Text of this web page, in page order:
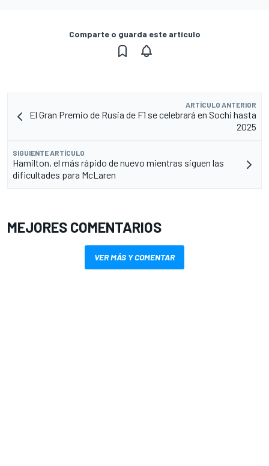
Comparte o guarda este artículo
ARTÍCULO ANTERIOR
El Gran Premio de Rusia de F1 se celebrará en Sochi hasta
2025
SIGUIENTE ARTÍCULO
Hamilton, el más rápido de nuevo mientras siguen las
dificultades para McLaren
MEJORES COMENTARIOS
VER MÁS Y COMENTAR